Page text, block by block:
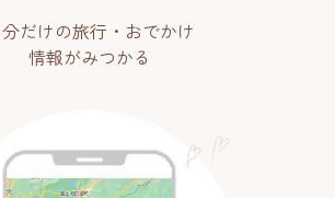
分だけの旅行・おでかけ
情報がみつかる